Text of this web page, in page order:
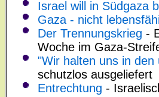
Israel will in Südgaza
Gaza - nicht
Der Trennungskrieg -
Woche im Gaza-
"Wir halten uns in
schutzlos ausgeliefert
Entrechtung -